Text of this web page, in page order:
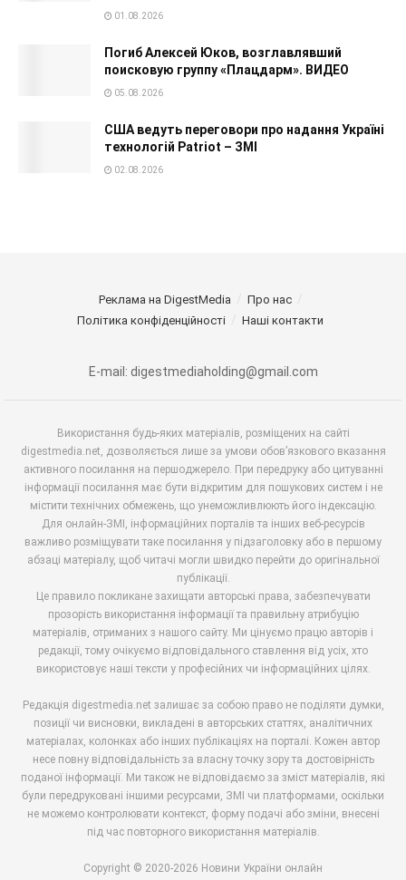
01.08.2026
Погиб Алексей Юков, возглавлявший
поисковую группу «Плацдарм». ВИДЕО
05.08.2026
США ведуть переговори про надання Україні
технологій Patriot – ЗМІ
02.08.2026
Реклама на DigestMedia
Про нас
Політика конфіденційності
Наші контакти
E-mail: digestmediaholding@gmail.com
Використання будь-яких матеріалів, розміщених на сайті
digestmedia.net, дозволяється лише за умови обов’язкового вказання
активного посилання на першоджерело. При передруку або цитуванні
інформації посилання має бути відкритим для пошукових систем і не
містити технічних обмежень, що унеможливлюють його індексацію.
Для онлайн-ЗМІ, інформаційних порталів та інших веб-ресурсів
важливо розміщувати таке посилання у підзаголовку або в першому
абзаці матеріалу, щоб читачі могли швидко перейти до оригінальної
публікації.
Це правило покликане захищати авторські права, забезпечувати
прозорість використання інформації та правильну атрибуцію
матеріалів, отриманих з нашого сайту. Ми цінуємо працю авторів і
редакції, тому очікуємо відповідального ставлення від усіх, хто
використовує наші тексти у професійних чи інформаційних цілях.
Редакція digestmedia.net залишає за собою право не поділяти думки,
позиції чи висновки, викладені в авторських статтях, аналітичних
матеріалах, колонках або інших публікаціях на порталі. Кожен автор
несе повну відповідальність за власну точку зору та достовірність
поданої інформації. Ми також не відповідаємо за зміст матеріалів, які
були передруковані іншими ресурсами, ЗМІ чи платформами, оскільки
не можемо контролювати контекст, форму подачі або зміни, внесені
під час повторного використання матеріалів.
Copyright © 2020-2026 Новини України онлайн